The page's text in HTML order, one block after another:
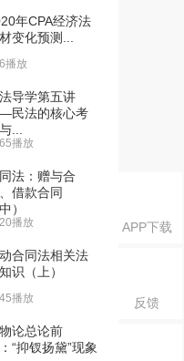
APP下载
反馈
土
07:20
宅
11:27
地
担
08:07
年CPA经济法
变化预测...
播放
导学第五讲
法的核心考
...
播放
法：赠与合
借款合同
）
播放
合同法相关法
识（上）
播放
论总论前
“抑钗扬黛”现象